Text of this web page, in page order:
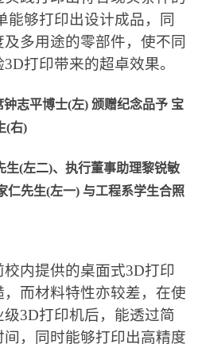
能够打印出设计成品，同
多用途的零部件，使不同
打印带来的超卓效果。
钟志平博士(左) 颁赠纪念品予 宝
(右)
生(左二)、执行董事助理黎锐敏
仁先生(左一) 与工程系学生合照
内提供的桌面式3D打印
而材料特性亦较差，在使
3D打印机后，能透过简
，同时能够打印出高精度